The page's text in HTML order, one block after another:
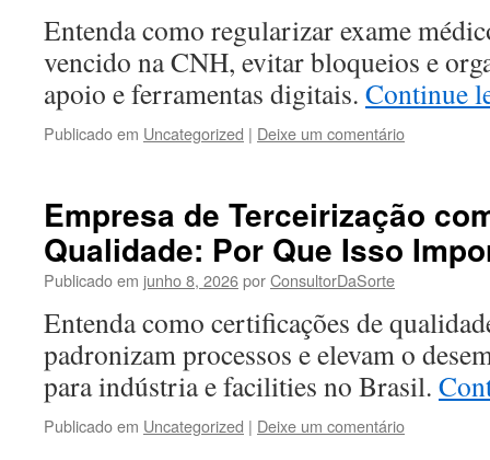
Entenda como regularizar exame
vencido na CNH, evitar bloqueios e
apoio e ferramentas digitais. Continue
Publicado em Uncategorized | Deixe um comentário
Empresa de Terceirização
Qualidade: Por Que Isso
Publicado em junho 8, 2026porConsultorDaSorte
Entenda como certificações de
padronizam processos e elevam o
para indústria e facilities no Brasil.
Publicado em Uncategorized | Deixe um comentário